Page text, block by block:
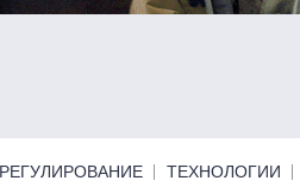
РЕГУЛИРОВАНИЕ ТЕХНОЛОГИИ